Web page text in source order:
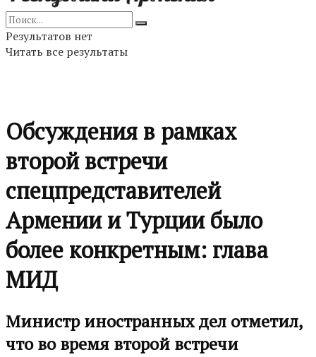
Результатов нет
Читать все результаты
Обсуждения в рамках
второй встречи
спецпредставителей
Армении и Турции было
более конкретным: глава
МИД
Министр иностранных дел отметил,
что во время второй встречи